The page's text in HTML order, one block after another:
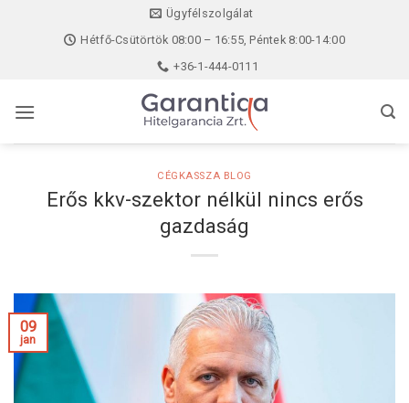
Ügyfélszolgálat
Hétfő-Csütörtök 08:00 – 16:55, Péntek 8:00-14:00
+36-1-444-0111
CÉGKASSZA BLOG
Erős kkv-szektor nélkül nincs erős
gazdaság
09
jan